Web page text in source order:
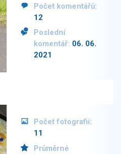
Počet komentářů:
12
Poslední
komentář: 06. 06.
2021
Počet fotografií:
11
Průměrné